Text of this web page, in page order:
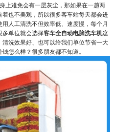
上难免会有一层灰尘，那如果在一趟两
也不美观，所以很多客车站每天都会进
人工清洗不但效率低、速度慢，每个月
多单位就会选择客车全自动电脑洗车机这
洗效果好、也可以给我们单位节省一大
怎么样？很多朋友都不知道。